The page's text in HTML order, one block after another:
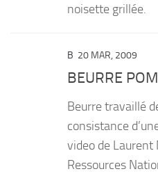
noisette grillée.
B 20 MAR, 2009
BEURRE
Beurre travaillé
consistance
video de Laurent
Ressources